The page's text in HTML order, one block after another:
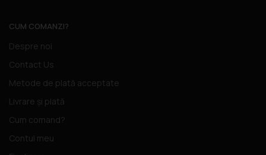
CUM COMANZI?
Despre noi
Contact Us
Metode de plată acceptate
Livrare și plată
Cum comand?
Contul meu